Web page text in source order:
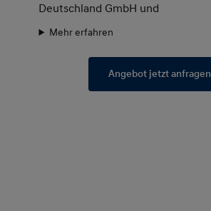
Deutschland GmbH und
Mehr erfahren
Angebot jetzt anfragen